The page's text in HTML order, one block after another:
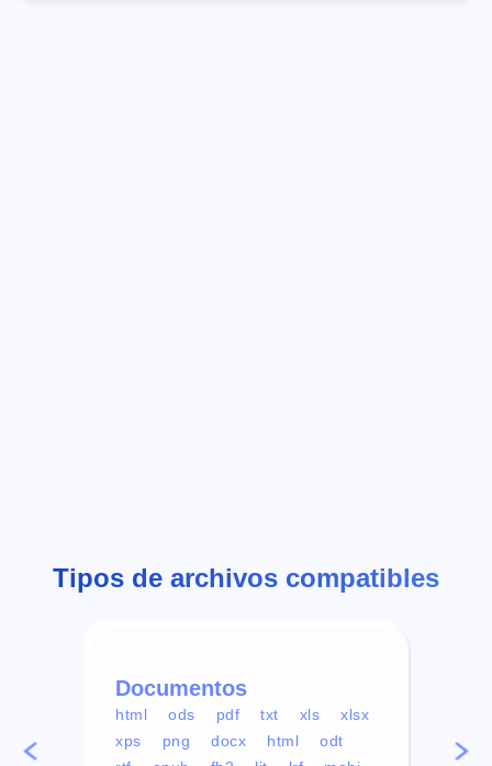
Tipos de archivos compatibles
Documentos
html ods pdf txt xls
xlsx
xps
png docx html
odt
mp4